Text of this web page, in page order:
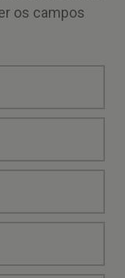
os campos